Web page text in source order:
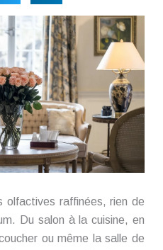
olfactives raffinées, rien de
Du salon à la cuisine, en
ou même la salle de